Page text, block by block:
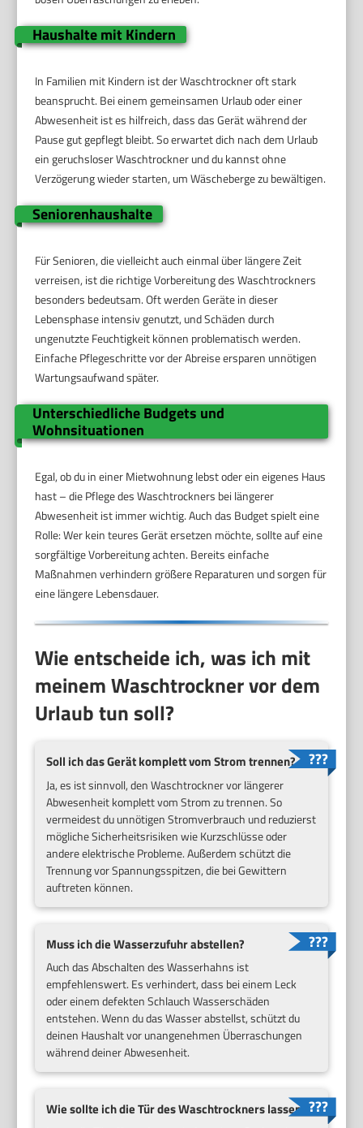
Haushalte mit Kindern
In Familien mit Kindern ist der Waschtrockner oft stark
beansprucht. Bei einem gemeinsamen Urlaub oder einer
Abwesenheit ist es hilfreich, dass das Gerät während der
Pause gut gepflegt bleibt. So erwartet dich nach dem Urlaub
ein geruchsloser Waschtrockner und du kannst ohne
Verzögerung wieder starten, um Wäscheberge zu bewältigen.
Seniorenhaushalte
Für Senioren, die vielleicht auch einmal über längere Zeit
verreisen, ist die richtige Vorbereitung des Waschtrockners
besonders bedeutsam. Oft werden Geräte in dieser
Lebensphase intensiv genutzt, und Schäden durch
ungenutzte Feuchtigkeit können problematisch werden.
Einfache Pflegeschritte vor der Abreise ersparen unnötigen
Wartungsaufwand später.
Unterschiedliche Budgets und
Wohnsituationen
Egal, ob du in einer Mietwohnung lebst oder ein eigenes Haus
hast – die Pflege des Waschtrockners bei längerer
Abwesenheit ist immer wichtig. Auch das Budget spielt eine
Rolle: Wer kein teures Gerät ersetzen möchte, sollte auf eine
sorgfältige Vorbereitung achten. Bereits einfache
Maßnahmen verhindern größere Reparaturen und sorgen für
eine längere Lebensdauer.
Wie entscheide ich, was ich mit
meinem Waschtrockner vor dem
Urlaub tun soll?
Soll ich das Gerät komplett vom Strom trennen?
Ja, es ist sinnvoll, den Waschtrockner vor längerer
Abwesenheit komplett vom Strom zu trennen. So
vermeidest du unnötigen Stromverbrauch und reduzierst
mögliche Sicherheitsrisiken wie Kurzschlüsse oder
andere elektrische Probleme. Außerdem schützt die
Trennung vor Spannungsspitzen, die bei Gewittern
auftreten können.
Muss ich die Wasserzufuhr abstellen?
Auch das Abschalten des Wasserhahns ist
empfehlenswert. Es verhindert, dass bei einem Leck
oder einem defekten Schlauch Wasserschäden
entstehen. Wenn du das Wasser abstellst, schützt du
deinen Haushalt vor unangenehmen Überraschungen
während deiner Abwesenheit.
Wie sollte ich die Tür des Waschtrockners lassen?